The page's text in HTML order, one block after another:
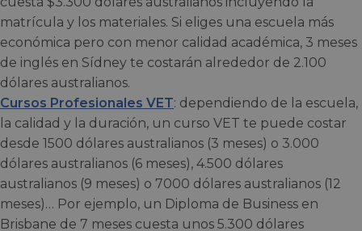
matrícula y los materiales. Si eliges una escuela más
económica pero con menor calidad académica, 3 meses
de inglés en Sídney te costarán alrededor de 2.100
dólares australianos.
Cursos Profesionales VET: dependiendo de la escuela,
la calidad y la duración, un curso VET te puede costar
desde 1500 dólares australianos (3 meses) o 3.000
dólares australianos (6 meses), 4.500 dólares
australianos (9 meses) o 7000 dólares australianos (12
meses)… Por ejemplo, un Diploma de Business en
Brisbane de 7 meses cuesta unos 5.300 dólares